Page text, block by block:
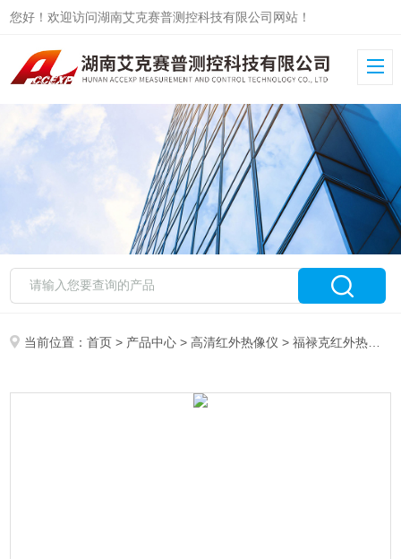
您好！欢迎访问湖南艾克赛普测控科技有限公司网站！
当前位置：首页 > 产品中心 >高清红外热像仪 >福禄克红外热像仪